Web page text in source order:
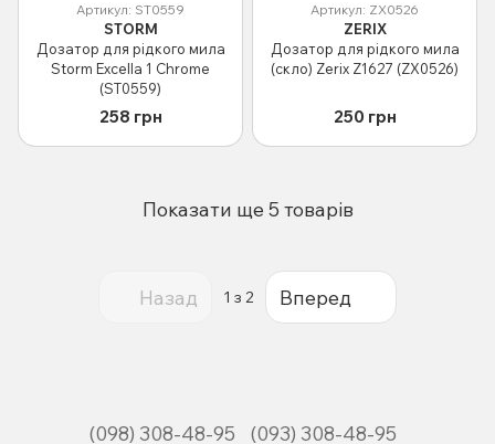
Артикул: ST0559
STORM
Дозатор для рідкого мила
Storm Excella 1 Chrome
(ST0559)
258 грн
Артикул: ZX0526
ZERIX
Дозатор для рідкого мила
(скло) Zerix Z1627 (ZX0526)
250 грн
Показати ще 5 товарів
Назад 1 з 2 Вперед
(098) 308-48-95 (093) 308-48-95